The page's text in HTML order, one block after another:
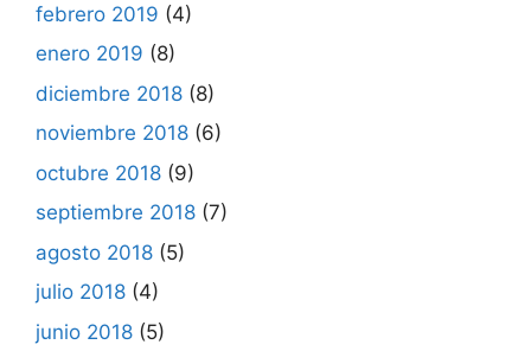
febrero 2019 (4)
enero 2019 (8)
diciembre 2018 (8)
noviembre 2018 (6)
octubre 2018 (9)
septiembre 2018 (7)
agosto 2018 (5)
julio 2018 (4)
junio 2018 (5)